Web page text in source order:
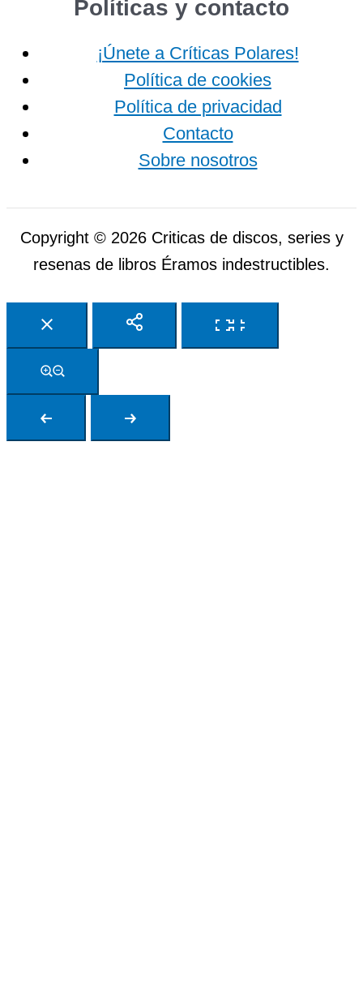
Políticas y contacto
¡Únete a Críticas Polares!
Política de cookies
Política de privacidad
Contacto
Sobre nosotros
Copyright © 2026 Criticas de discos, series y
resenas de libros Éramos indestructibles.